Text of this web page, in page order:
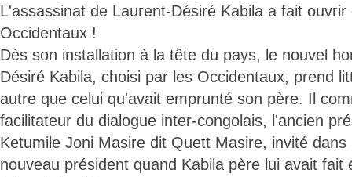
L'assassinat de Laurent-Désiré Kabila a fait
Occidentaux !
Dès son installation à la tête du pays, le nouvel
Désiré Kabila, choisi par les Occidentaux, prend
autre que celui qu'avait emprunté son père. Il
facilitateur du dialogue inter-congolais, l'ancien
Ketumile Joni Masire dit Quett Masire, invité
nouveau président quand Kabila père lui avait fait